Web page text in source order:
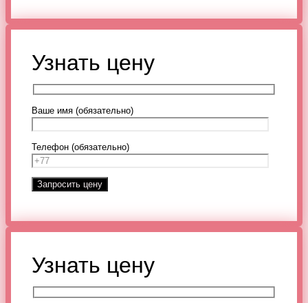
Узнать цену
Ваше имя (обязательно)
Телефон (обязательно)
Узнать цену